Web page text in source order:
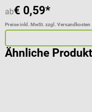
ab€ 0,59*
Preise inkl. MwSt. zzgl. Versandkosten
Ähnliche